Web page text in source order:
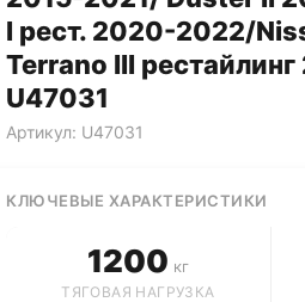
I рест. 2020-2022/
Terrano III
U47031
Артикул: U47031
КЛЮЧЕВЫЕ ХАРАКТЕРИСТИКИ
1200 кг
ТЯГОВАЯ НАГРУЗКА